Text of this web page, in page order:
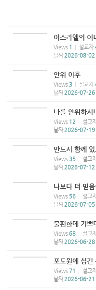
이스라엘의 어
Views 1 설교자
날짜 2026-08-02
안위 이후
Views 3 설교자
날짜 2026-07-26
나를 안위하시
Views 12 설교
날짜 2026-07-19
반드시 함께
Views 35 설교
날짜 2026-07-12
나보다 더 믿
Views 56 설교
날짜 2026-07-05
불편한데 기쁘
Views 68 설교
날짜 2026-06-28
포도원에 심긴
Views 71 설교
날짜 2026-06-21